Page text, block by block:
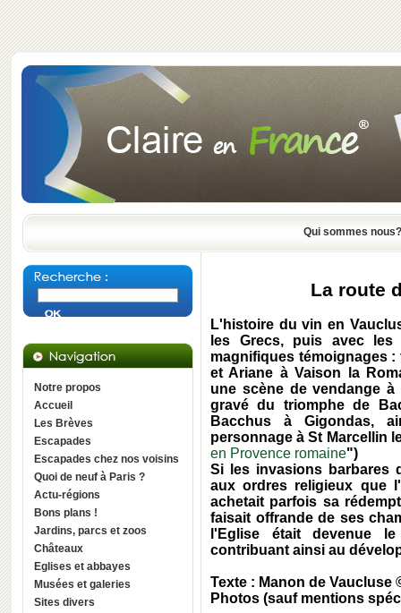
Qui sommes nous?
Notre propos
Accueil
Les Brèves
Escapades
Escapades chez nos voisins
Quoi de neuf à Paris ?
Actu-régions
Bons plans !
Jardins, parcs et zoos
Châteaux
Eglises et abbayes
Musées et galeries
Sites divers
La route
L'histoire du vin en
les Grecs, puis avec
magnifiques témoignages
et Ariane à Vaison la
une scène de vendange à
gravé du triomphe de
Bacchus à Gigondas,
personnage à St Marcellin
en Provence romaine")
Si les invasions barbares
aux ordres religieux que
achetait parfois sa
faisait offrande de ses
l'Eglise était devenue
contribuant ainsi au
Texte : Manon de Vaucluse
Photos (sauf mentions